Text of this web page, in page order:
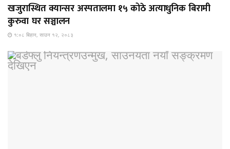
खजुरास्थित क्यान्सर अस्पतालमा १५ कोठे अत्याधुनिक बिरामी
कुरुवा घर सञ्चालन
१:०८ बिहान, साउन १२, २०८३